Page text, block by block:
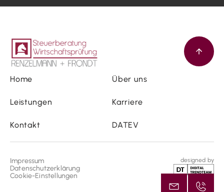
Home Über uns
Leistungen Karriere
Kontakt DATEV
Impressum
Datenschutzerklärung
Cookie-Einstellungen
designed by